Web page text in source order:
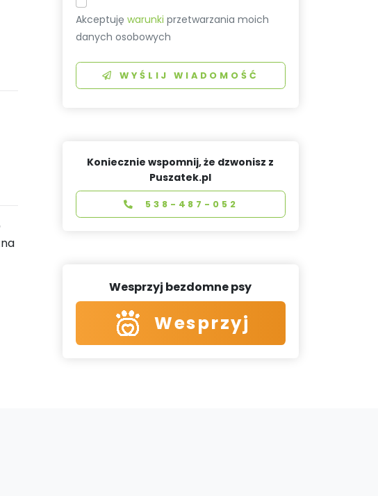
Akceptujęwarunki przetwarzania moich
danych osobowych
WYŚLIJ WIADOMOŚĆ
Koniecznie wspomnij, że dzwonisz z
Puszatek.pl
538-487-052
Wesprzyj bezdomne psy
Wesprzyj